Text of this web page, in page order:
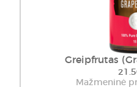
Greipfrutas
Mažmeninė